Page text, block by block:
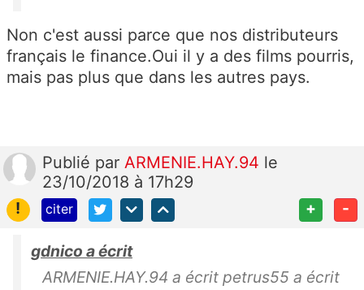
Non c'est aussi parce que nos distributeurs
français le finance.Oui il y a des films pourris,
mais pas plus que dans les autres pays.
Publié par ARMENIE.HAY.94 le
23/10/2018 à 17h29
!
citer + -
gdnico a écrit
ARMENIE.HAY.94 a écrit petrus55 a écrit